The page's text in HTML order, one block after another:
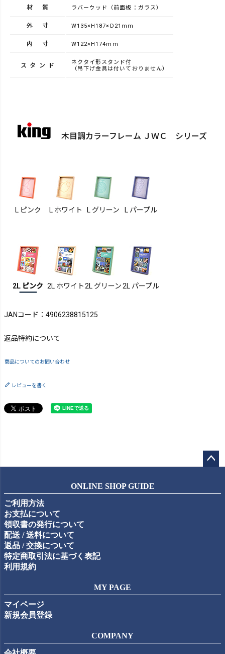
材質 ラバーウッド（前面板：ガラス）
外寸 W135×H187×D21mm
内寸 W122×H174mm
スタンド
ネクタイ形スタンド付
（吊下げ金具は付いておりません）
木目調カラーフレーム ＪＷＣ シリーズ
L ピンク L ホワイト L グリーン L パープル
2L ピンク 2L ホワイト2L グリーン2L パープル
JANコード：4906238815125
返品特約について
商品についてのお問い合わせ
レビューを書く
ップ
ONLINE SHOP GUIDE
ご利用方法
お支払について
領収書の発行について
配送 / 送料について
返品 / 交換について
特定商取引法に基づく表記
利用規約
MY PAGE
マイページ
新規会員登録
COMPANY